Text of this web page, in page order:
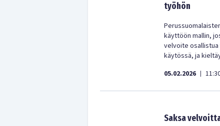
työhön
käyttöön mallin,
velvoite osallistua
käytössä, ja
05.02.2026 |
Saksa